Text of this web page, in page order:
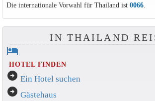
Die internationale Vorwahl für Thailand ist 0066.
IN THAILAND
hotel
HOTEL FINDEN
arrow_circle_right Ein Hotel suchen
arrow_circle_right Gästehaus